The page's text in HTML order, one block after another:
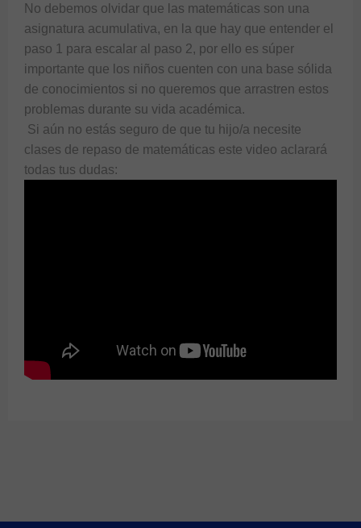
No debemos olvidar que las matemáticas son una
asignatura acumulativa, en la que hay que entender el
paso 1 para escalar al paso 2, por ello es súper
importante que los niños cuenten con una base sólida
de conocimientos si no queremos que arrastren estos
problemas durante su vida académica.
clases de repaso de matemáticas este video aclarará
todas tus dudas: